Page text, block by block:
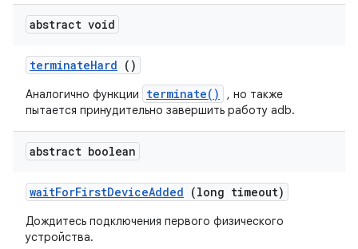
abstract void
terminateHard ()
Аналогично функции terminate()
, но также
пытается принудительно завершить работу adb.
abstract boolean
waitForFirstDeviceAdded (long timeout)
Дождитесь подключения первого физического
устройства.